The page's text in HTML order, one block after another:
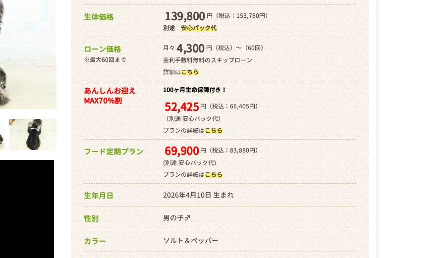
生体価格 139,800 円（税込：153,780円）
別途 安心パック代
ローン価格
※最大60回まで
月々 4,300 円（税込）～（60回）
金利手数料無料のスキップローン
詳細はこちら
あんしんお迎え
MAX70%割
100ヶ月生命保障付き！
52,425 円（税込：66,405円）
（別途 安心パック代）
プランの詳細はこちら
フード定期プラン 69,900 円（税込：83,880円）
(別途 安心パック代)
プランの詳細はこちら
生年月日 2026年4月10日 生まれ
性別 男の子♂
カラー ソルト＆ペッパー